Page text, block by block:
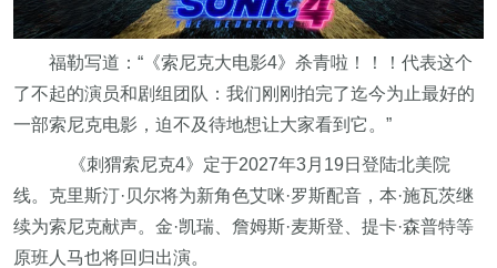
福勒写道：“《索尼克大电影4》杀青啦！！！代表这个
了不起的演员和剧组团队：我们刚刚拍完了迄今为止最好的
一部索尼克电影，迫不及待地想让大家看到它。”
《刺猬索尼克4》定于2027年3月19日登陆北美院
线。克里斯汀·贝尔将为新角色艾咪·罗斯配音，本·施瓦茨继
续为索尼克献声。金·凯瑞、詹姆斯·麦斯登、提卡·森普特等
原班人马也将回归出演。